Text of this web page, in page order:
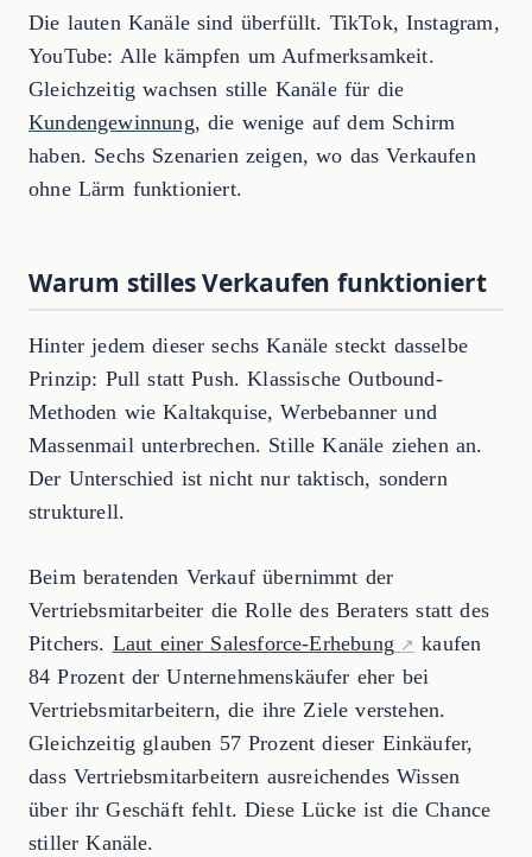
Die lauten Kanäle sind überfüllt. TikTok, Instagram,
YouTube: Alle kämpfen um Aufmerksamkeit.
Gleichzeitig wachsen stille Kanäle für die
Kundengewinnung, die wenige auf dem Schirm
haben. Sechs Szenarien zeigen, wo das Verkaufen
ohne Lärm funktioniert.
Warum stilles Verkaufen funktioniert
Hinter jedem dieser sechs Kanäle steckt dasselbe
Prinzip: Pull statt Push. Klassische Outbound-
Methoden wie Kaltakquise, Werbebanner und
Massenmail unterbrechen. Stille Kanäle ziehen an.
Der Unterschied ist nicht nur taktisch, sondern
strukturell.
Beim beratenden Verkauf übernimmt der
Vertriebsmitarbeiter die Rolle des Beraters statt des
Pitchers. Laut einer Salesforce-Erhebung
kaufen
84 Prozent der Unternehmenskäufer eher bei
Vertriebsmitarbeitern, die ihre Ziele verstehen.
Gleichzeitig glauben 57 Prozent dieser Einkäufer,
dass Vertriebsmitarbeitern ausreichendes Wissen
über ihr Geschäft fehlt. Diese Lücke ist die Chance
stiller Kanäle.